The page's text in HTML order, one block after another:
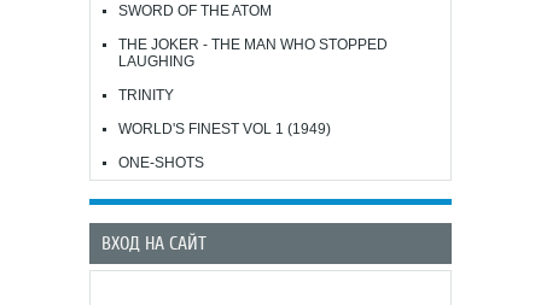
SWORD OF THE ATOM
THE JOKER - THE MAN WHO STOPPED
LAUGHING
TRINITY
WORLD'S FINEST VOL 1 (1949)
ONE-SHOTS
ВХОД НА САЙТ